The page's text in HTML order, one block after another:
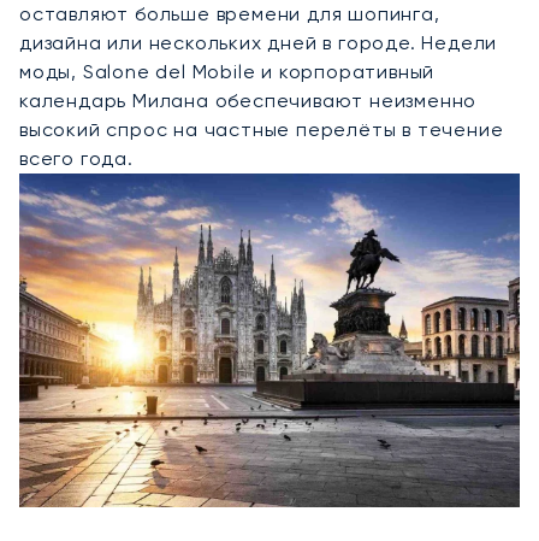
оставляют больше времени для шопинга,
дизайна или нескольких дней в городе. Недели
моды, Salone del Mobile и корпоративный
календарь Милана обеспечивают неизменно
высокий спрос на частные перелёты в течение
всего года.